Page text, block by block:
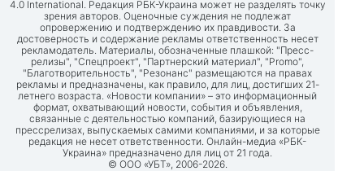
4.0 International. Редакция РБК-Украина может не разделять точку
зрения авторов. Оценочные суждения не подлежат
опровержению и подтверждению их правдивости. За
достоверность и содержание рекламы ответственность несет
рекламодатель. Материалы, обозначенные плашкой: "Пресс-
релизы", "Спецпроект", "Партнерский материал", "Promo",
"Благотворительность", "Резонанс" размещаются на правах
рекламы и предназначены, как правило, для лиц, достигших 21-
летнего возраста. «Новости компании» – это информационный
формат, охватывающий новости, события и объявления,
связанные с деятельностью компаний, базирующиеся на
прессрелизах, выпускаемых самими компаниями, и за которые
редакция не несет ответственности. Онлайн-медиа «РБК-
Украина» предназначено для лиц от 21 года.
© ООО «УБТ», 2006-2026.